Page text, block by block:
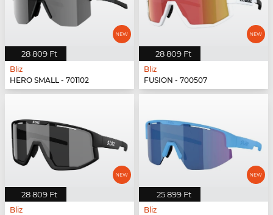
28 809 Ft
Bliz
HERO SMALL - 701102
28 809 Ft
Bliz
FUSION - 700507
28 809 Ft
Bliz
25 899 Ft
Bliz